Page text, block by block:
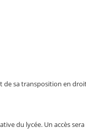
sa transposition en
du lycée. Un accès